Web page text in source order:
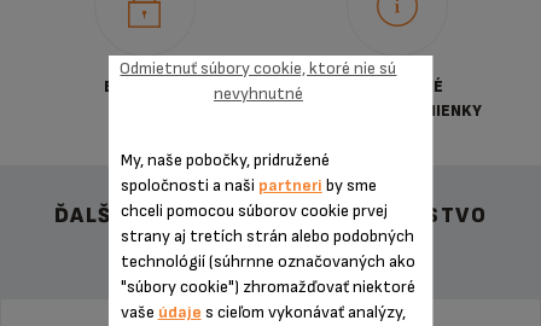
BEZPEČNÁ
VŠEOBECNÉ
OBCHDNÉ PODMIENKY
ĎALŠIE ODPORÚČANÉ PRÍSLUŠENSTVO
My, naše pobočky, pridružené
spoločnosti a naši partneri by sme
chceli pomocou súborov cookie prvej
strany aj tretích strán alebo podobných
technológií (súhrnne označovaných ako
"súbory cookie") zhromažďovať niektoré
vaše údaje s cieľom vykonávať analýzy,
Odmietnuť súbory cookie, ktoré nie sú
nevyhnutné